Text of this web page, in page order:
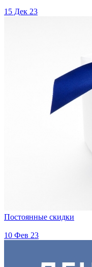
15 Дек 23
Постоянные скидки
10 Фев 23